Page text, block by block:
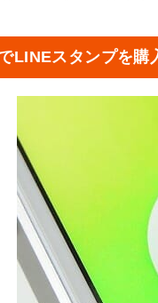
LINEスタンプを購